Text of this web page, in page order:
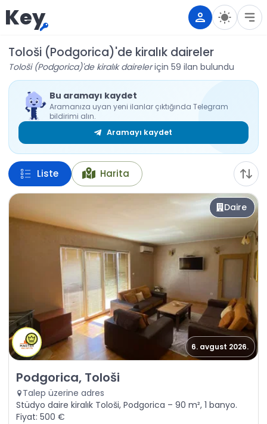
Key
Tološi (Podgorica)'de kiralık daireler
Tološi (Podgorica)'de kiralık daireleriçin 59 ilan bulundu
Bu aramayı kaydet
Aramanıza uyan yeni ilanlar çıktığında Telegram
bildirimi alın.
Aramayı kaydet
Liste Harita
Daire
6. avgust 2026.
Kiralık - Daire Podgorica, Tološi
Podgorica, Tološi
Talep üzerine adres
Stüdyo daire kiralık Tološi, Podgorica – 90 m², 1 banyo.
Fiyat: 500 €